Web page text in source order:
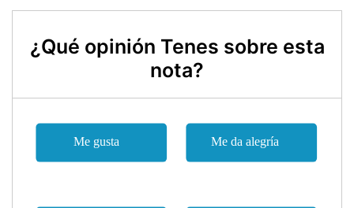
¿Qué opinión Tenes sobre esta
nota?